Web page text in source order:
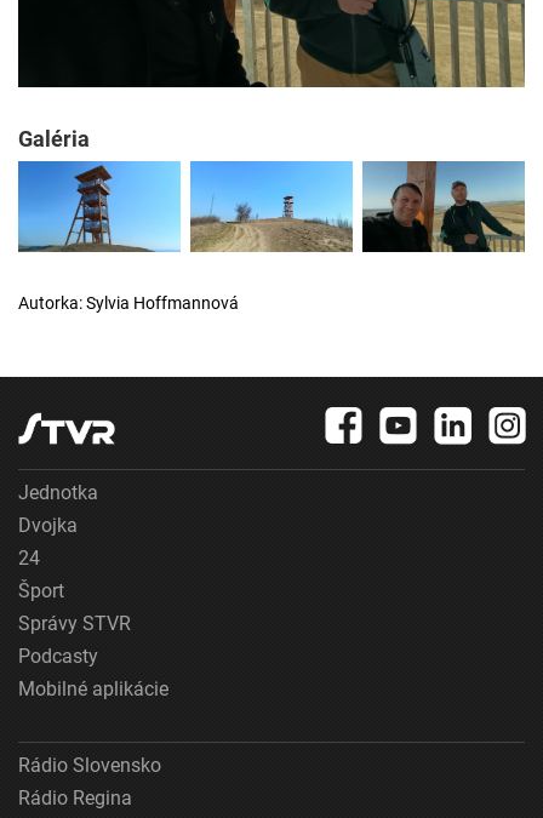
Galéria
Autorka: Sylvia Hoffmannová
Jednotka
Dvojka
24
Šport
Správy STVR
Podcasty
Mobilné aplikácie
Rádio Slovensko
Rádio Regina